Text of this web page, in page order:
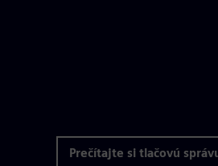
Prečítajte si tlačovú